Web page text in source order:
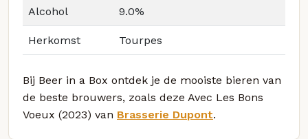
Alcohol 9.0%
Herkomst Tourpes
Bij Beer in a Box ontdek je de mooiste bieren van
de beste brouwers, zoals deze Avec Les Bons
Voeux (2023) van Brasserie Dupont.